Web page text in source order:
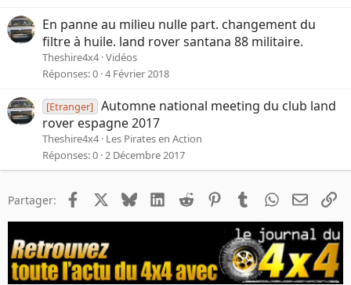
En panne au milieu nulle part. changement du
filtre à huile. land rover santana 88 militaire.
Theshire4x4 Vidéos
Réponses 0 4 Février 2018
[Etranger] Automne national meeting du club land
rover espagne 2017
Theshire4x4 Les Pirates en Action
Réponses 0 2 Décembre 2017
Partager: Facebook Bluesky LinkedIn
Reddit PinterestTumblrWhatsApp
Email